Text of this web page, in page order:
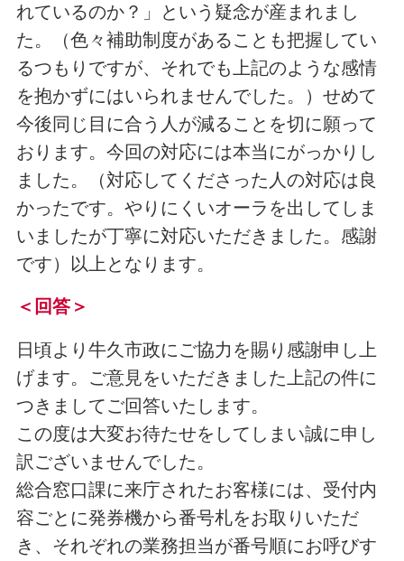
れているのか？」という疑念が産まれまし
た。（色々補助制度があることも把握してい
るつもりですが、それでも上記のような感情
を抱かずにはいられませんでした。）せめて
今後同じ目に合う人が減ることを切に願って
おります。今回の対応には本当にがっかりし
ました。（対応してくださった人の対応は良
かったです。やりにくいオーラを出してしま
いましたが丁寧に対応いただきました。感謝
です）以上となります。
＜回答＞
日頃より牛久市政にご協力を賜り感謝申し上
げます。ご意見をいただきました上記の件に
つきましてご回答いたします。
この度は大変お待たせをしてしまい誠に申し
訳ございませんでした。
総合窓口課に来庁されたお客様には、受付内
容ごとに発券機から番号札をお取りいただ
き、それぞれの業務担当が番号順にお呼びす